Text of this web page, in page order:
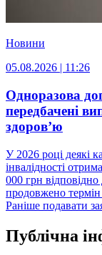
Новини
05.08.2026 | 11:26
Одноразова
передбачені
здоров’ю
У 2026 році деякі
інвалідності
000 грн
продовжено
Раніше подавати
Публічна